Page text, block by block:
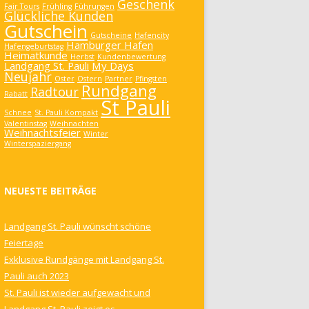
Fair Tours Frühling Führungen Geschenk
Glückliche Kunden
Gutschein Gutscheine Hafencity
Hafengeburtstag Hamburger Hafen
Heimatkunde Herbst Kundenbewertung
Landgang St. Pauli My Days
Neujahr Oster Ostern Partner Pfingsten
Rabatt Radtour Rundgang
Schnee St. Pauli Kompakt St Pauli
Valentinstag Weihnachten
Weihnachtsfeier Winter
Winterspaziergang
NEUESTE BEITRÄGE
Landgang St. Pauli wünscht schöne
Feiertage
Exklusive Rundgänge mit Landgang St.
Pauli auch 2023
St. Pauli ist wieder aufgewacht und